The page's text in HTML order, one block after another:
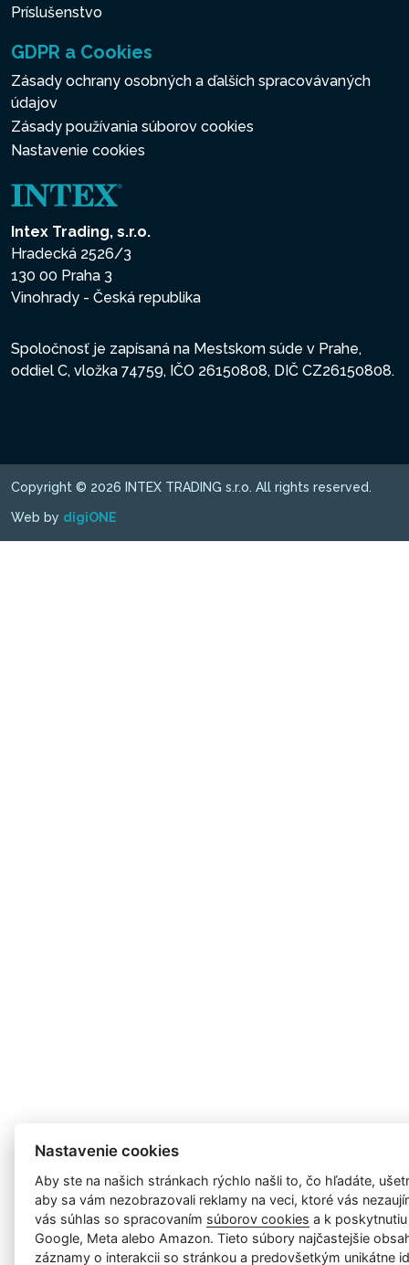
Príslušenstvo
GDPR a Cookies
Zásady ochrany osobných a ďalších spracovávaných
údajov
Zásady používania súborov cookies
Nastavenie cookies
Intex Trading, s.r.o.
Hradecká 2526/3
130 00 Praha 3
Vinohrady - Česká republika
Spoločnosť je zapísaná na Mestskom súde v Prahe,
oddiel C, vložka 74759, IČO 26150808, DIČ CZ26150808.
Copyright © 2026 INTEX TRADING s.r.o. All rights reserved.
Web by digiONE
Nastavenie cookies
Aby ste na našich stránkach rýchlo našli to, čo hľadáte,
aby sa vám nezobrazovali reklamy na veci, ktoré vás
vás súhlas so spracovaním súborov cookies a k
Google, Meta alebo Amazon. Tieto súbory najčastejšie
záznamy o interakcii so stránkou a predovšetkým unikátne